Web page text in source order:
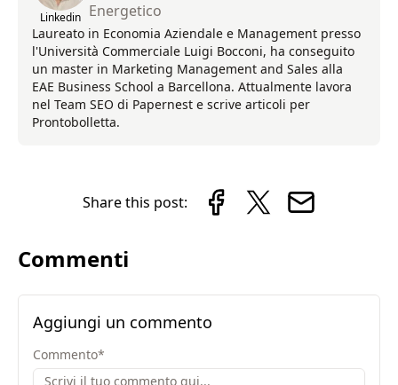
Linkedin Energetico
Laureato in Economia Aziendale e Management presso
l'Università Commerciale Luigi Bocconi, ha conseguito
un master in Marketing Management and Sales alla
EAE Business School a Barcellona. Attualmente lavora
nel Team SEO di Papernest e scrive articoli per
Prontobolletta.
Share this post:
Commenti
Aggiungi un commento
Commento*